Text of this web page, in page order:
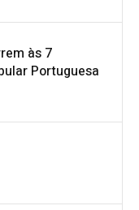
às 7
Portuguesa